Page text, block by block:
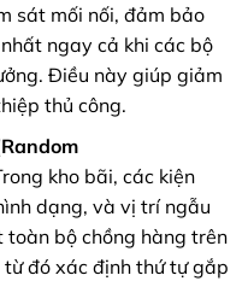
sát mối nối, đảm bảo
ngay cả khi các bộ
Điều này giúp giảm
thủ công.
kho bãi, các kiện
dạng, và vị trí ngẫu
bộ chồng hàng trên
đó xác định thứ tự gắp